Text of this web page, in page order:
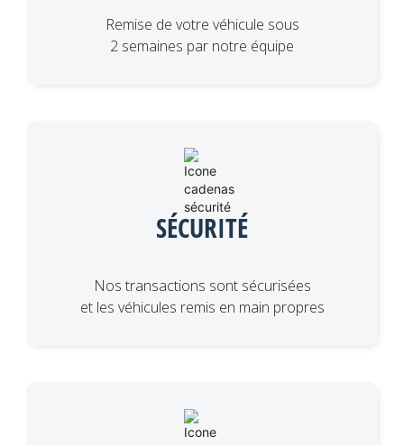
Remise de votre véhicule sous
2 semaines par notre équipe
SÉCURITÉ
Nos transactions sont sécurisées
et les véhicules remis en main propres